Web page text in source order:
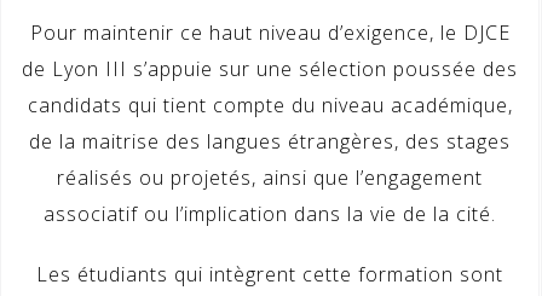
Pour maintenir ce haut niveau d’exigence, le DJCE
de Lyon III s’appuie sur une sélection poussée des
candidats qui tient compte du niveau académique,
de la maitrise des langues étrangères, des stages
réalisés ou projetés, ainsi que l’engagement
associatif ou l’implication dans la vie de la cité.
Les étudiants qui intègrent cette formation sont